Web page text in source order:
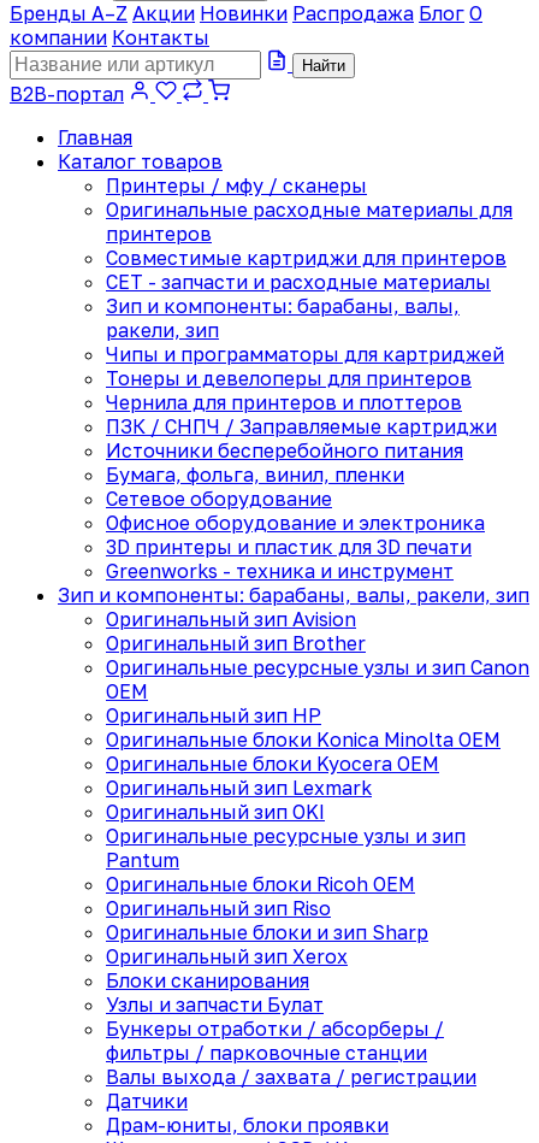
Бренды A–Z Акции Новинки Распродажа Блог О
компании Контакты
Найти
B2B-портал
Главная
Каталог товаров
Принтеры / мфу / сканеры
Оригинальные расходные материалы для
принтеров
Совместимые картриджи для принтеров
CET - запчасти и расходные материалы
Зип и компоненты: барабаны, валы,
ракели, зип
Чипы и программаторы для картриджей
Тонеры и девелоперы для принтеров
Чернила для принтеров и плоттеров
ПЗК / СНПЧ / Заправляемые картриджи
Источники бесперебойного питания
Бумага, фольга, винил, пленки
Сетевое оборудование
Офисное оборудование и электроника
3D принтеры и пластик для 3D печати
Greenworks - техника и инструмент
Зип и компоненты: барабаны, валы, ракели, зип
Оригинальный зип Avision
Оригинальный зип Brother
Оригинальные ресурсные узлы и зип Canon
OEM
Оригинальный зип HP
Оригинальные блоки Konica Minolta OEM
Оригинальные блоки Kyocera OEM
Оригинальный зип Lexmark
Оригинальный зип OKI
Оригинальные ресурсные узлы и зип
Pantum
Оригинальные блоки Ricoh OEM
Оригинальный зип Riso
Оригинальные блоки и зип Sharp
Оригинальный зип Xerox
Блоки сканирования
Узлы и запчасти Булат
Бункеры отработки / абсорберы /
фильтры / парковочные станции
Валы выхода / захвата / регистрации
Датчики
Драм-юниты, блоки проявки